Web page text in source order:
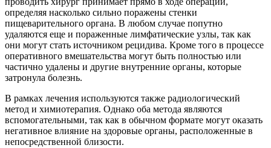
определяя насколько сильно поражены стенки
пищеварительного органа. В любом случае попутно
удаляются еще и пораженные лимфатические узлы, так как
они могут стать источником рецидива. Кроме того в процессе
оперативного вмешательства могут быть полностью или
частично удалены и другие внутренние органы, которые
затронула болезнь.
В рамках лечения используются также радиологический
метод и химиотерапия. Однако оба метода являются
вспомогательными, так как в обычном формате могут оказать
негативное влияние на здоровые органы, расположенные в
непосредственной близости.